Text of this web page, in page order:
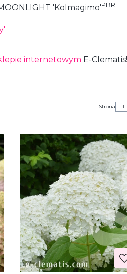
'Kolmagimo'PBR
internetowym E-Clematis!
Strona